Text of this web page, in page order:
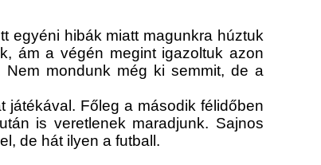
egyéni hibák miatt magunkra húztuk
ám a végén megint igazoltuk azon
mondunk még ki semmit, de a
Főleg a második félidőben
is veretlenek maradjunk. Sajnos
de hát ilyen a futball.